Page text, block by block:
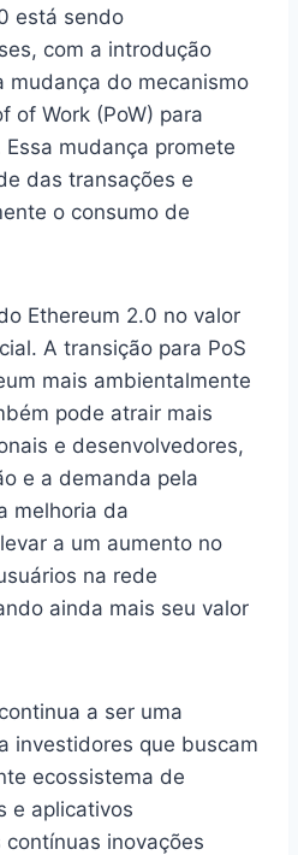
está sendo
com a introdução
mudança do mecanismo
of Work (PoW) para
mudança promete
das transações e
o consumo de
Ethereum 2.0 no valor
A transição para PoS
mais ambientalmente
pode atrair mais
e desenvolvedores,
e a demanda pela
melhoria da
a um aumento no
na rede
ainda mais seu valor
a ser uma
investidores que buscam
ecossistema de
e aplicativos
inovações